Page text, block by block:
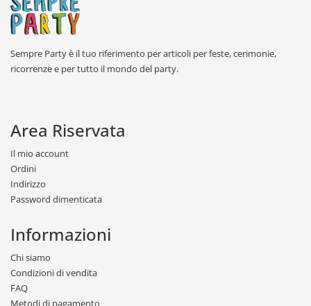
Sempre Party è il tuo riferimento per articoli per feste, cerimonie,
ricorrenze e per tutto il mondo del party.
Area Riservata
Il mio account
Ordini
Indirizzo
Password dimenticata
Informazioni
Chi siamo
Condizioni di vendita
FAQ
Metodi di pagamento